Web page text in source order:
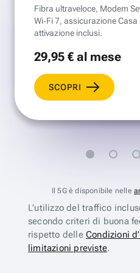
Fibra ultraveloce, Modem
Wi‑Fi 7, assicurazione Casa
attivazione inclusi.
29,95 €al mese
SCOPRI
Il 5G è disponibile nelle
L’utilizzo del traffico
secondo criteri di buona
rispetto delle Condizioni
limitazioni previste.